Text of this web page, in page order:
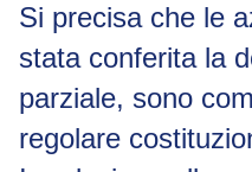
Si precisa che le
stata conferita la
parziale, sono
regolare